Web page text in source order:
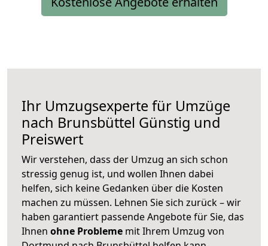
Ihr Umzugsexperte für Umzüge
nach Brunsbüttel Günstig und
Preiswert
Wir verstehen, dass der Umzug an sich schon
stressig genug ist, und wollen Ihnen dabei
helfen, sich keine Gedanken über die Kosten
machen zu müssen. Lehnen Sie sich zurück – wir
haben garantiert passende Angebote für Sie, das
Ihnen ohne Probleme mit Ihrem Umzug von